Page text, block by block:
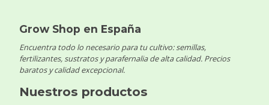
Grow Shop en España
Encuentra todo lo necesario para tu cultivo: semillas,
fertilizantes, sustratos y parafernalia de alta calidad. Precios
baratos y calidad excepcional.
Nuestros productos